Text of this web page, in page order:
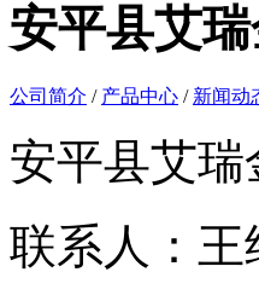
安平县艾
公司简介 / 产品中心 / 新闻动
安平县艾
联系人：王